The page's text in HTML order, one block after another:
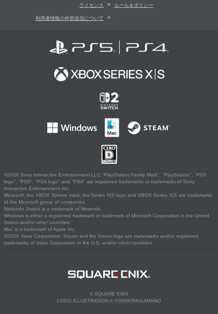
ライセンス ルール＆ポリシー
利用者情報の外部送信について
©2026 Sony Interactive Entertainment LLC."PlayStation Family Mark", "PlayStation", "PS5
logo", "PS5", "PS4 logo" and "PS4" are registered trademarks or trademarks of Sony
Interactive Entertainment Inc.
Microsoft, the XBOX Sphere mark, the Series X|S logo and XBOX Series X|S are trademarks
of the Microsoft group of companies.
Nintendo Switch is a trademark of Nintendo.
Windows is either a registered trademark or trademark of Microsoft Corporation in the United
States and/or other countries.
Mac is a trademark of Apple Inc.
©2026 Valve Corporation. Steam and the Steam logo are trademarks and/or registered
trademarks of Valve Corporation in the U.S. and/or other countries.
© SQUARE ENIX
LOGO ILLUSTRATION:© YOSHITAKA AMANO